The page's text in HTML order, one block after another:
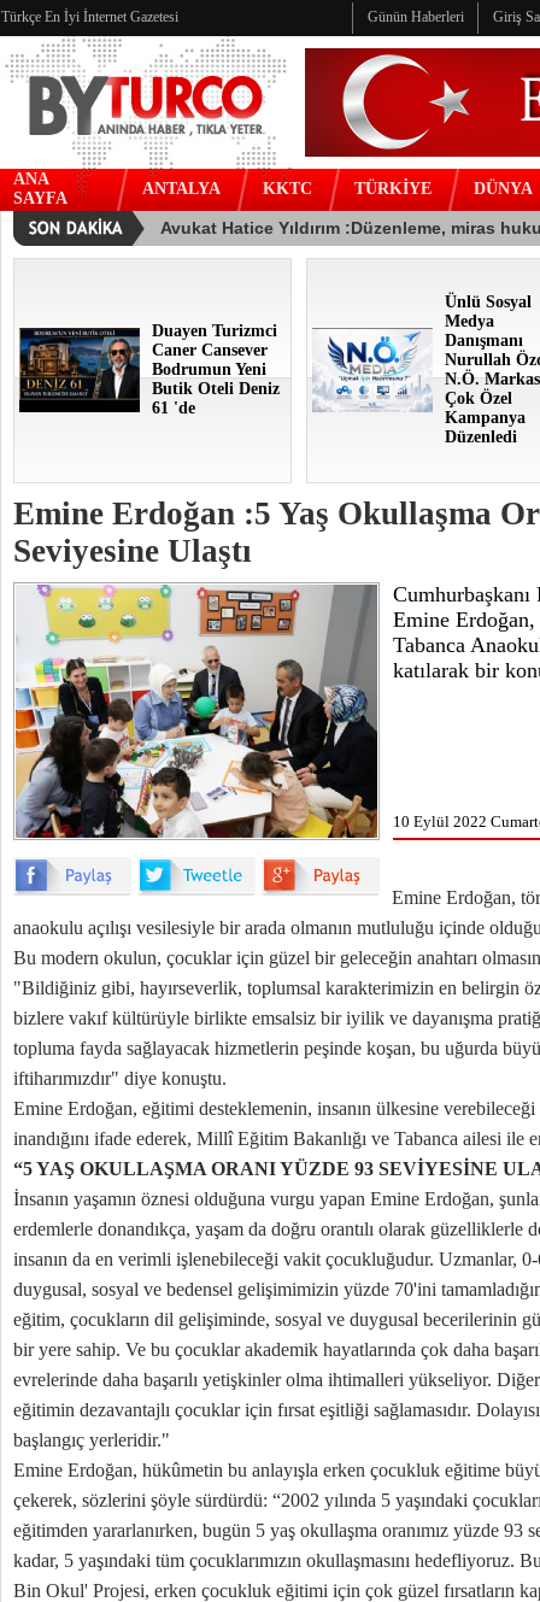
Türkçe En İyi İnternet Gazetesi Günün Haberleri Giriş
ANA
SAYFA
ANTALYA KKTC TÜRKİYE DÜNYA
Duayen Turizmci
Caner Cansever
Bodrumun Yeni
Butik Oteli Deniz
61 'de
Ünlü Sosyal
Medya
Danışmanı
Nurullah
N.Ö.
Çok Özel
Kampanya
Düzenledi
Emine Erdoğan :5 Yaş Okullaşma
Seviyesine Ulaştı
Cumhurbaşkanı
Emine
Tabanca
katılarak bir
10 Eylül 2022
Emine Erdoğan,
anaokulu açılışı vesilesiyle bir arada olmanın mutluluğu içinde
Bu modern okulun, çocuklar için güzel bir geleceğin anahtarı
"Bildiğiniz gibi, hayırseverlik, toplumsal karakterimizin en belirgin
bizlere vakıf kültürüyle birlikte emsalsiz bir iyilik ve dayanışma
topluma fayda sağlayacak hizmetlerin peşinde koşan, bu uğurda
iftiharımızdır" diye konuştu.
Emine Erdoğan, eğitimi desteklemenin, insanın ülkesine
inandığını ifade ederek, Millî Eğitim Bakanlığı ve Tabanca ailesi ile
“5 YAŞ OKULLAŞMA ORANI YÜZDE 93 SEVİYESİNE
İnsanın yaşamın öznesi olduğuna vurgu yapan Emine Erdoğan,
erdemlerle donandıkça, yaşam da doğru orantılı olarak güzelliklerle
insanın da en verimli işlenebileceği vakit çocukluğudur. Uzmanlar, 0-
duygusal, sosyal ve bedensel gelişimimizin yüzde 70'ini
eğitim, çocukların dil gelişiminde, sosyal ve duygusal becerilerinin
bir yere sahip. Ve bu çocuklar akademik hayatlarında çok daha
evrelerinde daha başarılı yetişkinler olma ihtimalleri yükseliyor.
eğitimin dezavantajlı çocuklar için fırsat eşitliği sağlamasıdır.
başlangıç yerleridir."
Emine Erdoğan, hükûmetin bu anlayışla erken çocukluk eğitime
çekerek, sözlerini şöyle sürdürdü: “2002 yılında 5 yaşındaki
eğitimden yararlanırken, bugün 5 yaş okullaşma oranımız yüzde 93
kadar, 5 yaşındaki tüm çocuklarımızın okullaşmasını hedefliyoruz.
Bin Okul' Projesi, erken çocukluk eğitimi için çok güzel fırsatların